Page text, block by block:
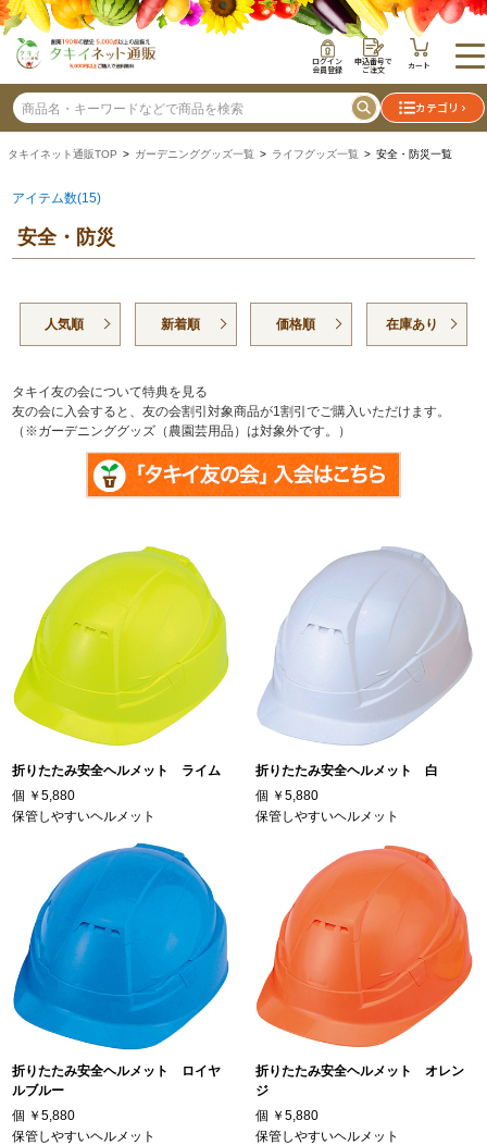
ログイン
会員登録
申込番号で
ご注文 カート
カテゴリ
タキイネット通販TOP > ガーデニンググッズ一覧 > ライフグッズ一覧 > 安全・防災一覧
アイテム数(15)
安全・防災
人気順 新着順 価格順 在庫あり
タキイ友の会について特典を見る
友の会に入会すると、友の会割引対象商品が1割引でご購入いただけます。
（※ガーデニンググッズ（農園芸用品）は対象外です。）
折りたたみ安全ヘルメット ライム
個 ￥5,880
保管しやすいヘルメット
折りたたみ安全ヘルメット 白
個 ￥5,880
保管しやすいヘルメット
折りたたみ安全ヘルメット ロイヤ
ルブルー
個 ￥5,880
保管しやすいヘルメット
折りたたみ安全ヘルメット オレン
ジ
個 ￥5,880
保管しやすいヘルメット